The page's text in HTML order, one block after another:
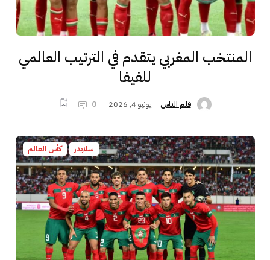
المنتخب المغربي يتقدم في الترتيب العالمي
للفيفا
قلم الناس يونيو 4, 2026 0
سلايدر كأس العالم